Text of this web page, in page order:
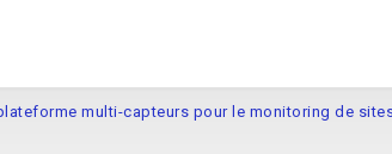
multi-capteurs pour le monitoring de